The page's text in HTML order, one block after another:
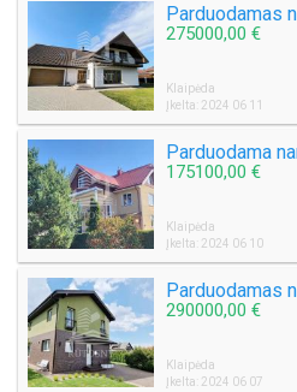
275000,00 €
Klaipėda
Įkelta: 2024 06 11
175100,00 €
Klaipėda
Įkelta: 2024 06 10
290000,00 €
Klaipėda
Įkelta: 2024 06 07